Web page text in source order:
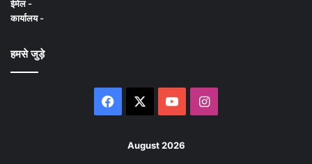
ईमेल -
कार्यालय -
हमसे जुड़े
Facebook YouTubeInstagram
August 2026